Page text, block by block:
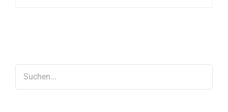
Produktseite
gewählt